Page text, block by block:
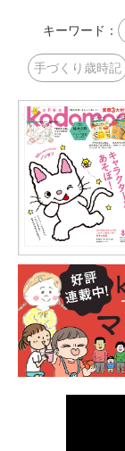
キーワード：
手づくり歳時記